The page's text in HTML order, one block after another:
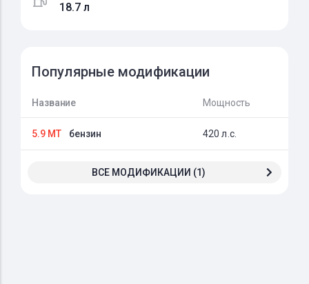
18.7 л
Популярные модификации
Название Мощность
5.9 MT бензин 420 л.с.
ВСЕ МОДИФИКАЦИИ (1)